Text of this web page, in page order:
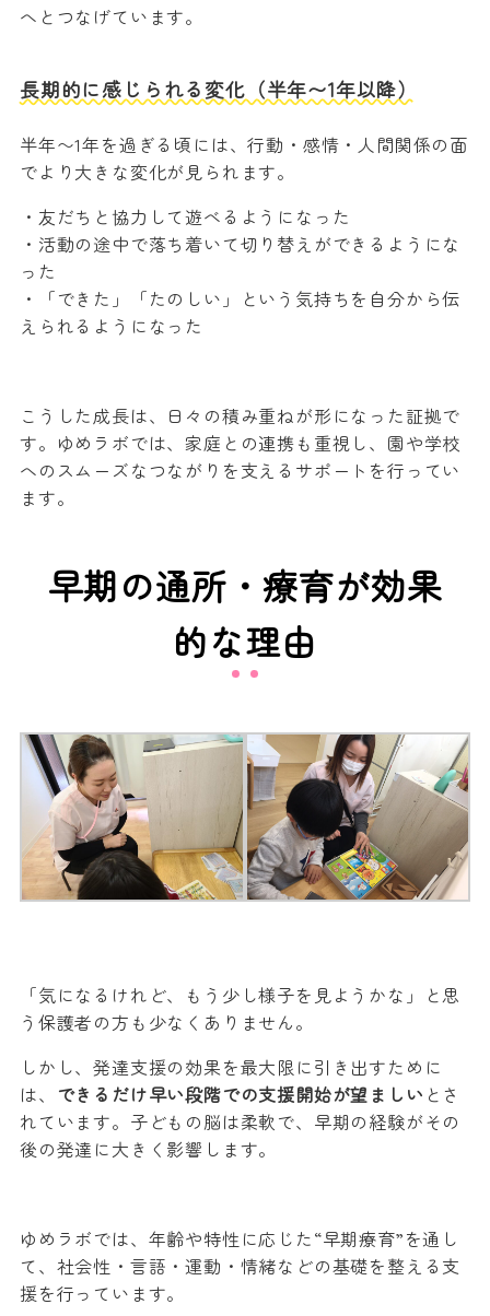
へとつなげています。
長期的に感じられる変化（半年〜1年以降）
半年〜1年を過ぎる頃には、行動・感情・人間関係の面
でより大きな変化が見られます。
・友だちと協力して遊べるようになった
・活動の途中で落ち着いて切り替えができるようにな
った
・「できた」「たのしい」という気持ちを自分から伝
えられるようになった
こうした成長は、日々の積み重ねが形になった証拠で
す。ゆめラボでは、家庭との連携も重視し、園や学校
へのスムーズなつながりを支えるサポートを行ってい
ます。
早期の通所・療育が効果
的な理由
「気になるけれど、もう少し様子を見ようかな」と思
う保護者の方も少なくありません。
しかし、発達支援の効果を最大限に引き出すために
は、 できるだけ早い段階での支援開始が望ましい とさ
れています。子どもの脳は柔軟で、早期の経験がその
後の発達に大きく影響します。
ゆめラボでは、年齢や特性に応じた“早期療育”を通し
て、社会性・言語・運動・情緒などの基礎を整える支
援を行っています。